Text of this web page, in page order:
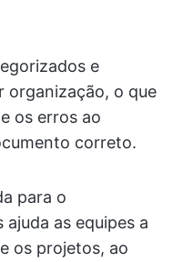
e
organização, o que
os erros ao
correto.
para o
as equipes a
os projetos, ao